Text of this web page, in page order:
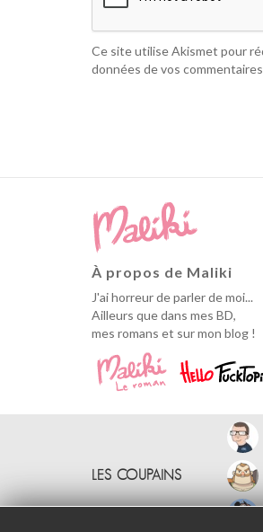
Ce site utilise Akismet pour
données de vos
À propos de Maliki
J'ai horreur de parler de moi...
Ailleurs que dans mes BD,
mes romans et sur mon blog !
LES COUPAINS